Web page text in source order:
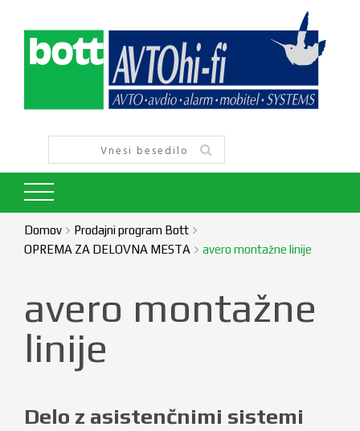
Domov
Prodajni program Bott
OPREMA ZA DELOVNA MESTA
avero montažne linije
avero montažne
linije
Delo z asistenčnimi sistemi